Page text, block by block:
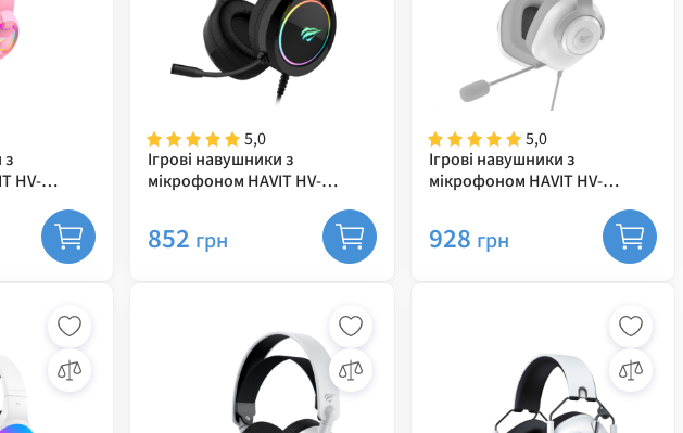
з
HV-
5,0
Ігрові навушники з
мікрофоном HAVIT HV-
852 грн
5,0
Ігрові навушники з
мікрофоном HAVIT HV-
928 грн